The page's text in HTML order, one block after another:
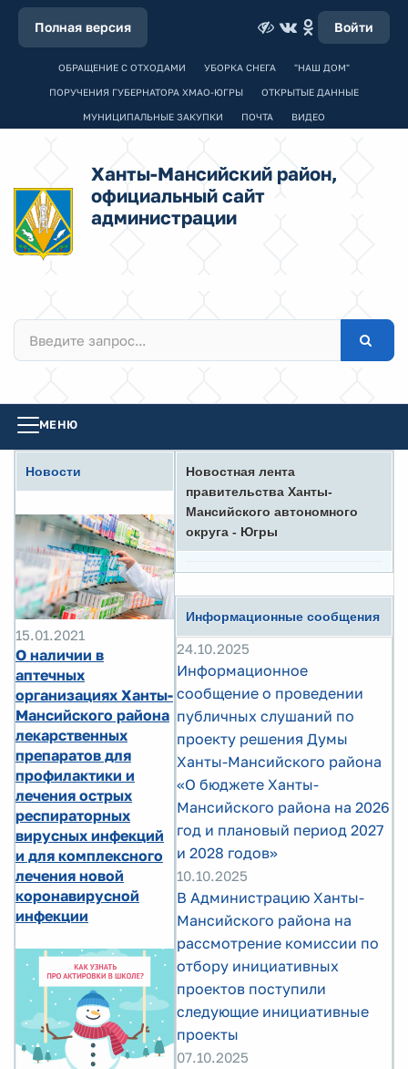
Полная версия Войти
ОБРАЩЕНИЕ С ОТХОДАМИ УБОРКА СНЕГА "НАШ ДОМ"
ПОРУЧЕНИЯ ГУБЕРНАТОРА ХМАО-ЮГРЫ ОТКРЫТЫЕ ДАННЫЕ
МУНИЦИПАЛЬНЫЕ ЗАКУПКИ ПОЧТА ВИДЕО
Ханты-Мансийский район,
официальный сайт
администрации
МЕНЮ
Новости
15.01.2021
О наличии в
аптечных
организациях Ханты-
Мансийского района
лекарственных
препаратов для
профилактики и
лечения острых
респираторных
вирусных инфекций
и для комплексного
лечения новой
коронавирусной
инфекции
Новостная лента
правительства Ханты-
Мансийского автономного
округа - Югры
Информационные сообщения
24.10.2025
Информационное
сообщение о проведении
публичных слушаний по
проекту решения Думы
Ханты-Мансийского района
«О бюджете Ханты-
Мансийского района на 2026
год и плановый период 2027
и 2028 годов»
10.10.2025
В Администрацию Ханты-
Мансийского района на
рассмотрение комиссии по
отбору инициативных
проектов поступили
следующие инициативные
проекты
07.10.2025